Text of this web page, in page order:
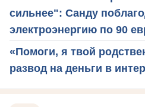
сильнее": Санду
электроэнергию по 90
«Помоги, я твой
развод на деньги в